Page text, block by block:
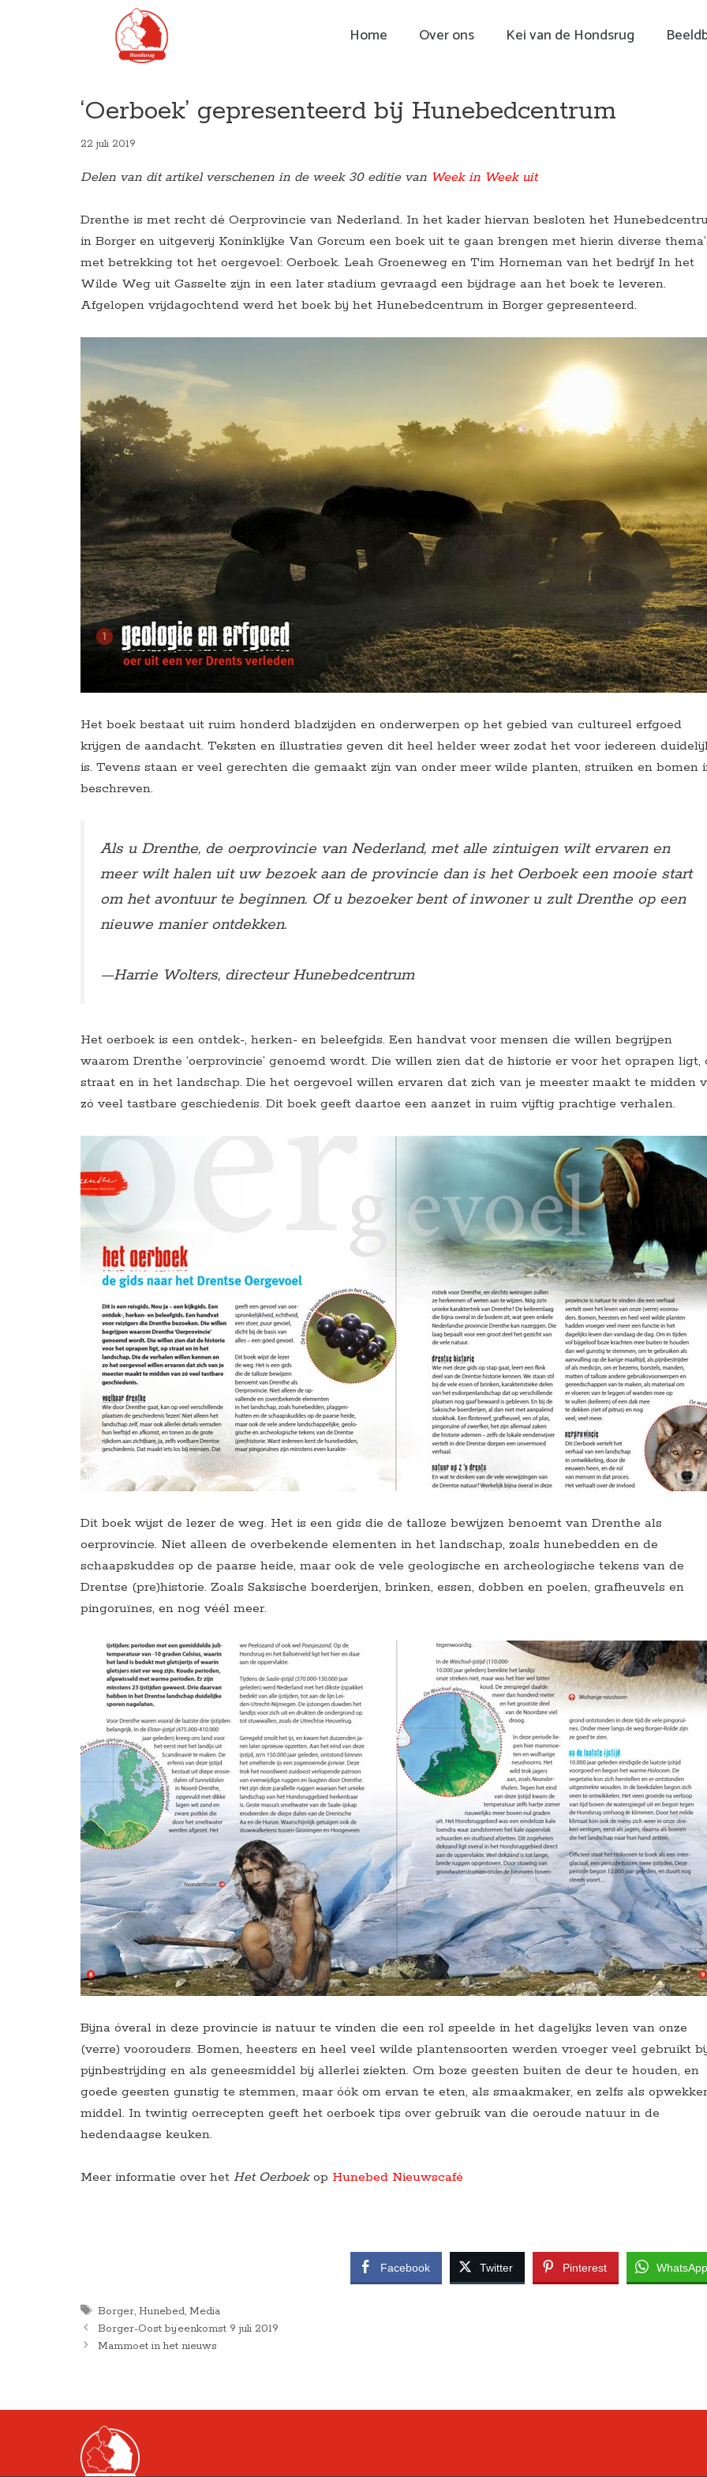
Home Over ons Kei van de Hondsrug
‘Oerboek’ gepresenteerd bij Hunebedcentrum
22 juli 2019
Delen van dit artikel verschenen in de week 30 editie van Week in Week uit
Drenthe is met recht dé Oerprovincie van Nederland. In het kader hiervan besloten het
in Borger en uitgeverij Koninklijke Van Gorcum een boek uit te gaan brengen met hierin diverse
met betrekking tot het oergevoel: Oerboek. Leah Groeneweg en Tim Horneman van het bedrijf In het
Wilde Weg uit Gasselte zijn in een later stadium gevraagd een bijdrage aan het boek te leveren.
Afgelopen vrijdagochtend werd het boek bij het Hunebedcentrum in Borger gepresenteerd.
Het boek bestaat uit ruim honderd bladzijden en onderwerpen op het gebied van cultureel erfgoed
krijgen de aandacht. Teksten en illustraties geven dit heel helder weer zodat het voor iedereen
is. Tevens staan er veel gerechten die gemaakt zijn van onder meer wilde planten, struiken en bomen
beschreven.
Als u Drenthe, de oerprovincie van Nederland, met alle zintuigen wilt ervaren en
meer wilt halen uit uw bezoek aan de provincie dan is het Oerboek een mooie start
om het avontuur te beginnen. Of u bezoeker bent of inwoner u zult Drenthe op een
nieuwe manier ontdekken.
—Harrie Wolters, directeur Hunebedcentrum
Het oerboek is een ontdek-, herken- en beleefgids. Een handvat voor mensen die willen begrijpen
waarom Drenthe ‘oerprovincie’ genoemd wordt. Die willen zien dat de historie er voor het oprapen ligt,
straat en in het landschap. Die het oergevoel willen ervaren dat zich van je meester maakt te midden
zó veel tastbare geschiedenis. Dit boek geeft daartoe een aanzet in ruim vijftig prachtige verhalen.
Dit boek wijst de lezer de weg. Het is een gids die de talloze bewijzen benoemt van Drenthe als
oerprovincie. Niet alleen de overbekende elementen in het landschap, zoals hunebedden en de
schaapskuddes op de paarse heide, maar ook de vele geologische en archeologische tekens van de
Drentse (pre)historie. Zoals Saksische boerderijen, brinken, essen, dobben en poelen, grafheuvels en
pingoruïnes, en nog véél meer.
Bijna óveral in deze provincie is natuur te vinden die een rol speelde in het dagelijks leven van onze
(verre) voorouders. Bomen, heesters en heel veel wilde plantensoorten werden vroeger veel gebruikt
pijnbestrijding en als geneesmiddel bij allerlei ziekten. Om boze geesten buiten de deur te houden, en
goede geesten gunstig te stemmen, maar óók om ervan te eten, als smaakmaker, en zelfs als
middel. In twintig oerrecepten geeft het oerboek tips over gebruik van die oeroude natuur in de
hedendaagse keuken.
Meer informatie over het Het Oerboekop Hunebed Nieuwscafé
Facebook Twitter Pinterest WhatsApp
Tags
Borger,Hunebed,Media
Borger-Oost bijeenkomst 9 juli 2019
Mammoet in het nieuws